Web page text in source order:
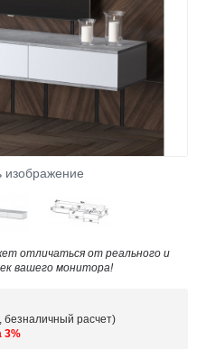
изображение
отличаться от реального и
вашего монитора!
безналичный расчет)
3%